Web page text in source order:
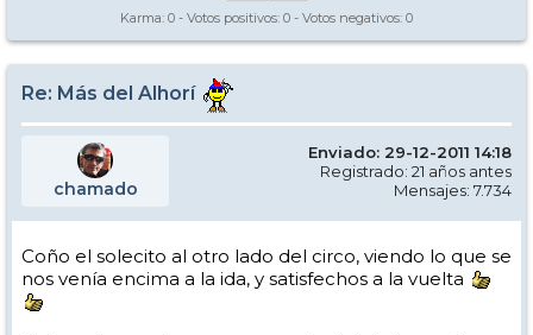
Karma: 0 - Votos positivos: 0 - Votos negativos: 0
Re: Más del Alhorí
chamado
Enviado: 29-12-2011 14:18
Registrado: 21 años antes
Mensajes: 7.734
Coño el solecito al otro lado del circo, viendo lo que se
nos venía encima a la ida, y satisfechos a la vuelta